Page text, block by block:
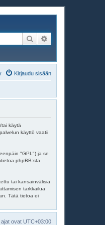
Etsi
Kirjaudu sisään
tai käytä
käyttö vaatii
"GPL") ja se
phpBB:stä
tai kansainvälisiä
tarkkailua
Tätä tietoa ei
ajat ovat UTC+03:00